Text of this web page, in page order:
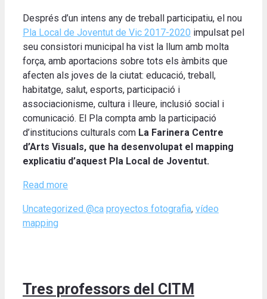
Després d’un intens any de treball participatiu, el nou
Pla Local de Joventut de Vic 2017-2020 impulsat pel
seu consistori municipal ha vist la llum amb molta
força, amb aportacions sobre tots els àmbits que
afecten als joves de la ciutat: educació, treball,
habitatge, salut, esports, participació i
associacionisme, cultura i lleure, inclusió social i
comunicació. El Pla compta amb la participació
d’institucions culturals com La Farinera Centre
d’Arts Visuals, que ha desenvolupat el mapping
explicatiu d’aquest Pla Local de Joventut.
Read more
Categories
Uncategorized @ca Tags
proyectos fotografia, vídeo
mapping
Tres professors del CITM